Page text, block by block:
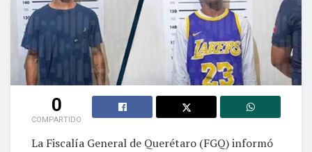
0
COMPARTIDO
La Fiscalía General de Querétaro (FGQ) informó